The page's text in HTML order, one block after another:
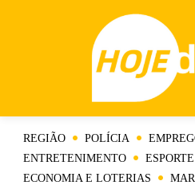
REGIÃO POLÍCIA
ENTRETENIMENTO
ESPORTE
ECONOMIA E LOTERIAS